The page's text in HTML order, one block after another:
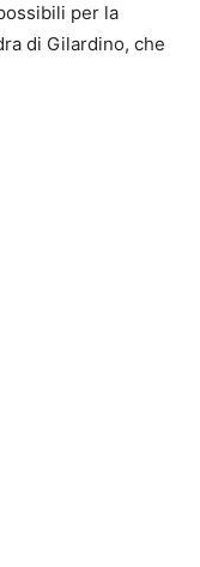
per la
di Gilardino, che